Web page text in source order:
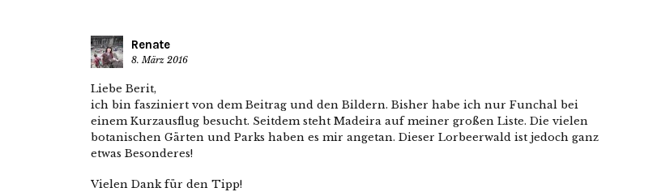
Renate
8. März 2016
Liebe Berit,
ich bin fasziniert von dem Beitrag und den Bildern. Bisher habe ich nur Funchal bei
einem Kurzausflug besucht. Seitdem steht Madeira auf meiner großen Liste. Die vielen
botanischen Gärten und Parks haben es mir angetan. Dieser Lorbeerwald ist jedoch ganz
etwas Besonderes!
Vielen Dank für den Tipp!